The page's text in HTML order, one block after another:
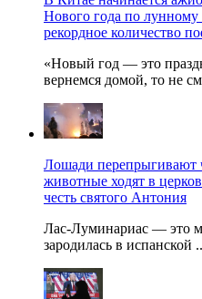
Нового года по лунному
рекордное количество
«Новый год — это
вернемся домой, то не
Лошади перепрыгивают
животные ходят в
честь святого Антония
Лас-Луминариас — это
зародилась в испанской